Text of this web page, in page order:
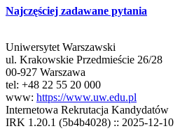
Najczęściej zadawane pytania
Uniwersytet Warszawski
ul. Krakowskie Przedmieście 26/28
00-927 Warszawa
tel: +48 22 55 20 000
www: https://www.uw.edu.pl
Internetowa Rekrutacja Kandydatów
IRK 1.20.1 (5b4b4028) :: 2025-12-10